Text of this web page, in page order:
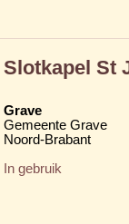
Slotkapel St
Grave
Gemeente Grave
Noord-Brabant
In gebruik